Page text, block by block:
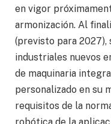
en vigor
armonización. Al
(previsto para 2027),
industriales nuevos
de maquinaria
personalizado en su
requisitos de la